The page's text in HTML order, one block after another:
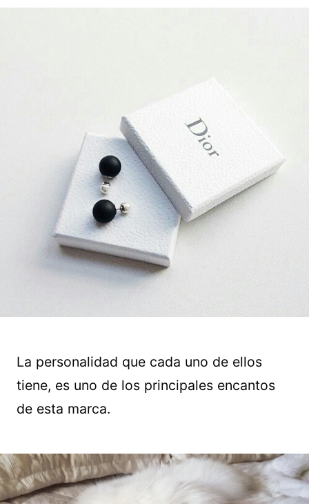
La personalidad que cada uno de ellos
tiene, es uno de los principales encantos
de esta marca.